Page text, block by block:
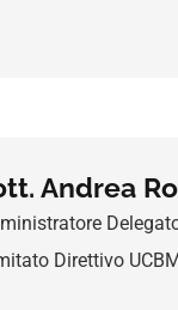
Andrea
Direttivo